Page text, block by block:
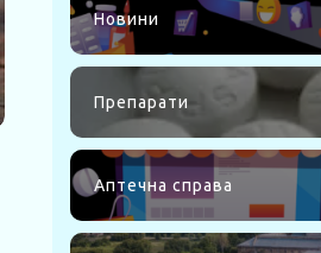
Новини
Препарати
Аптечна справа